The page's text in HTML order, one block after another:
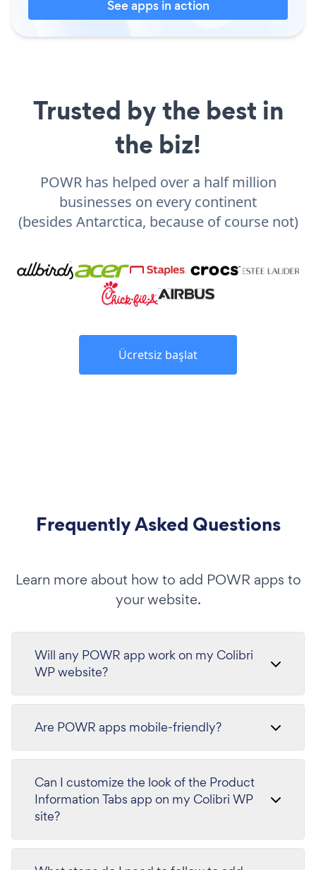
See apps in action
Trusted by the best in
the biz!
POWR has helped over a half million
businesses on every continent
(besides Antarctica, because of course not)
Ücretsiz başlat
Frequently Asked Questions
Learn more about how to add POWR apps to
your website.
Will any POWR app work on my Colibri
WP website?
Are POWR apps mobile-friendly?
Can I customize the look of the Product
Information Tabs app on my Colibri WP
site?